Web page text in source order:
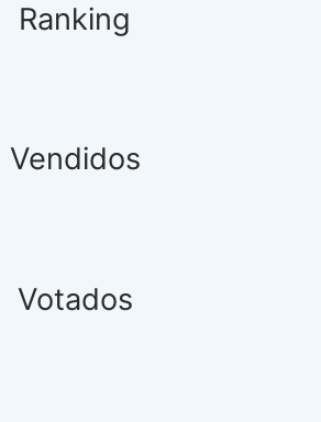
Ranking
Vendidos
Votados